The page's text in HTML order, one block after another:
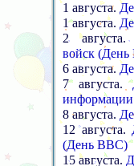
1 августа.
1 августа.
2 августа.
войск
6 августа.
7 августа.
8 августа.
12 августа.
(День ВВС)
15 августа.